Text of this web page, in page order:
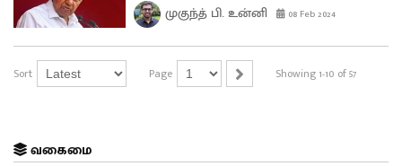
முகுந்த் பி. உன்னி 08 Feb 2024
Sort Page Showing 1-10 of 57
வகைமை